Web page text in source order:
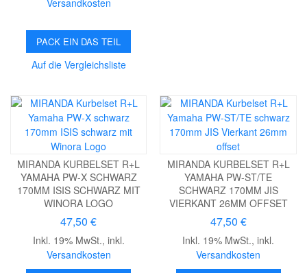
Versandkosten
PACK EIN DAS TEIL
Auf die Vergleichsliste
MIRANDA KURBELSET R+L
YAMAHA PW-X SCHWARZ
170MM ISIS SCHWARZ MIT
WINORA LOGO
47,50 €
Inkl. 19% MwSt., inkl.
Versandkosten
MIRANDA KURBELSET R+L
YAMAHA PW-ST/TE
SCHWARZ 170MM JIS
VIERKANT 26MM OFFSET
47,50 €
Inkl. 19% MwSt.,inkl.
Versandkosten